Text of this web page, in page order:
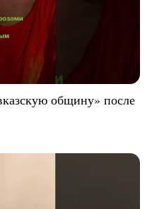
общину» после